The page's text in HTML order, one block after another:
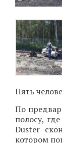
Пять
По
полосу,
Duster
котором